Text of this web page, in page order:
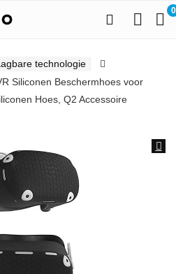
0
technologie
Siliconen Beschermhoes voor
Hoes, Q2 Accessoire